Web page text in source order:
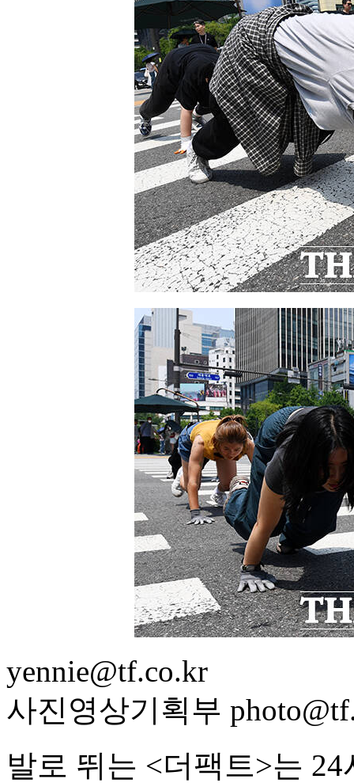
yennie@tf.co.kr
사진영상기획부
발로 뛰는 <더팩트>는